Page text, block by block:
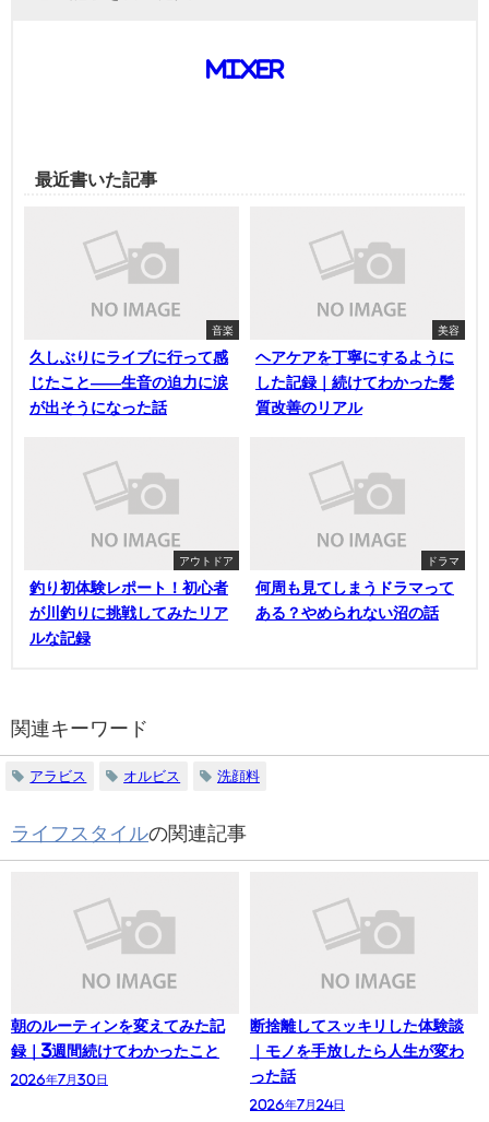
mixer
最近書いた記事
音楽
久しぶりにライブに行って感
じたこと——生音の迫力に涙
が出そうになった話
美容
ヘアケアを丁寧にするように
した記録｜続けてわかった髪
質改善のリアル
アウトドア
釣り初体験レポート！初心者
が川釣りに挑戦してみたリア
ルな記録
ドラマ
何周も見てしまうドラマって
ある？やめられない沼の話
関連キーワード
アラビス オルビス 洗顔料
ライフスタイルの関連記事
朝のルーティンを変えてみた記
録｜3週間続けてわかったこと
2026年7月30日
断捨離してスッキリした体験談
｜モノを手放したら人生が変わ
った話
2026年7月24日